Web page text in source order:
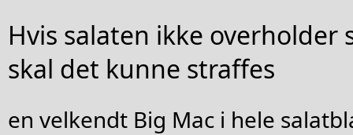
Hvis salaten ikke
skal det kunne straffes
en velkendt Big Mac i hele